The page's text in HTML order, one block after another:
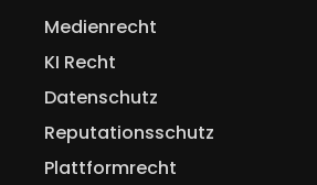
Medienrecht
KI Recht
Datenschutz
Reputationsschutz
Plattformrecht